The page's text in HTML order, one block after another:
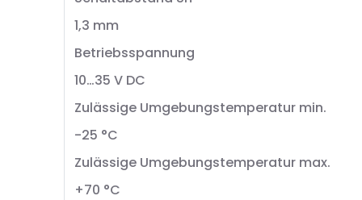
1,3 mm
Betriebsspannung
10…35 V DC
Zulässige Umgebungstemperatur min.
-25 °C
Zulässige Umgebungstemperatur max.
+70 °C